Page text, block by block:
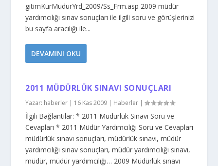
gitimKurMudurYrd_2009/Ss_Frm.asp 2009 müdür
yardımcılığı sınav sonuçları ile ilgili soru ve görüşlerinizi
bu sayfa aracılığı ile...
DEVAMINI OKU
2011 MÜDÜRLÜK SINAVI SONUÇLARI
Yazar: haberler | 16 Kas 2009 | Haberler |
İlgili Bağlantılar: * 2011 Müdürlük Sınavı Soru ve
Cevapları * 2011 Müdür Yardımcılığı Soru ve Cevapları
müdürlük sınavı sonuçları, müdürlük sınavı, müdür
yardımcılığı sınav sonuçları, müdür yardımcılığı sınavı,
müdür, müdür yardımcılığı… 2009 Müdürlük sınavı